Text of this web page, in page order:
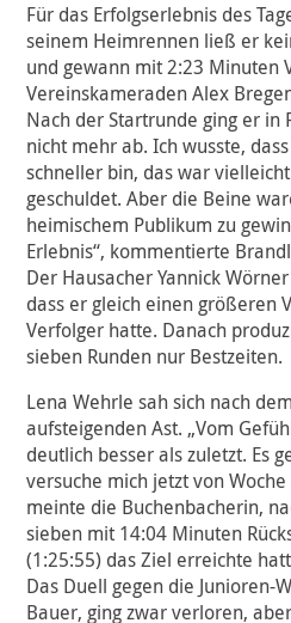
Für das Erfolgserlebnis des
seinem Heimrennen ließ er
und gewann mit 2:23 Minuten
Vereinskameraden Alex
Nach der Startrunde ging er in
nicht mehr ab. Ich wusste,
schneller bin, das war
geschuldet. Aber die Beine
heimischem Publikum zu
Erlebnis“, kommentierte
Der Hausacher Yannick
dass er gleich einen größeren
Verfolger hatte. Danach
sieben Runden nur Bestzeiten.
Lena Wehrle sah sich nach
aufsteigenden Ast. „Vom
deutlich besser als zuletzt. Es
versuche mich jetzt von Woche
meinte die Buchenbacherin,
sieben mit 14:04 Minuten
(1:25:55) das Ziel erreichte
Das Duell gegen die Junioren-
Bauer, ging zwar verloren,